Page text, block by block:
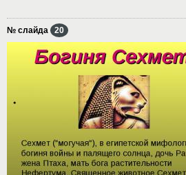
№ слайда 20